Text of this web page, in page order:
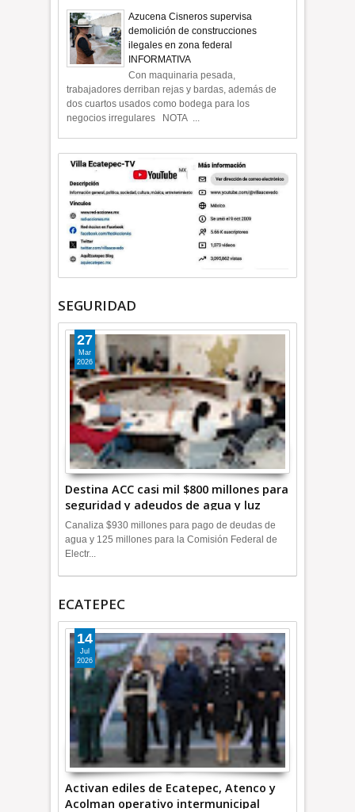
Azucena Cisneros supervisa
demolición de construcciones
ilegales en zona federal
INFORMATIVA
Con maquinaria pesada,
trabajadores derriban rejas y bardas, además de
dos cuartos usados como bodega para los
negocios irregulares NOTA ...
SEGURIDAD
Destina ACC casi mil $800 millones para
seguridad y adeudos de agua y luz
+Video
27
Mar
2026
Canaliza $930 millones para pago de deudas de
agua y 125 millones para la Comisión Federal de
Electr...
ECATEPEC
Activan ediles de Ecatepec, Atenco y
Acolman operativo intermunicipal
14
Jul
2026